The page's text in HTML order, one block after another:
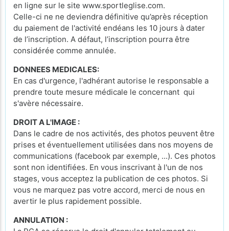
en ligne sur le site www.sportleglise.com.
Celle-ci ne ne deviendra définitive qu’après réception
du paiement de l'activité endéans les 10 jours à dater
de l’inscription. A défaut, l’inscription pourra être
considérée comme annulée.
DONNEES MEDICALES:
En cas d'urgence, l'adhérant autorise le responsable a
prendre toute mesure médicale le concernant qui
s'avère nécessaire.
DROIT A L'IMAGE :
Dans le cadre de nos activités, des photos peuvent être
prises et éventuellement utilisées dans nos moyens de
communications (facebook par exemple, ...). Ces photos
sont non identifiées. En vous inscrivant à l'un de nos
stages, vous acceptez la publication de ces photos. Si
vous ne marquez pas votre accord, merci de nous en
avertir le plus rapidement possible.
ANNULATION :